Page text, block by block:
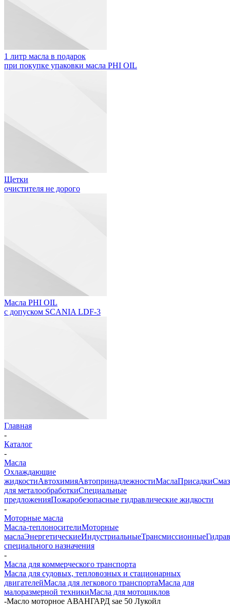
1 литр масла в подарок
при покупке упаковки масла PHI OIL
Щетки
очистителя не дорого
Масла PHI OIL
с допуском SCANIA LDF-3
Главная
-
Каталог
-
Масла
Охлаждающие
жидкостиАвтохимияАвтопринадлежностиМаслаПрисадки
для металообработкиСпециальные
предложенияПожаробезопасные гидравлические жидкости
-
Моторные масла
Масла-теплоносителиМоторные
маслаЭнергетическиеИндустриальныеТрансмиссионные
специального назначения
-
Масла для коммерческого транспорта
Масла для судовых, тепловозных и стационарных
двигателейМасла для легкового транспортаМасла для
малоразмерной техникиМасла для мотоциклов
-Масло моторное АВАНГАРД sae 50 Лукойл